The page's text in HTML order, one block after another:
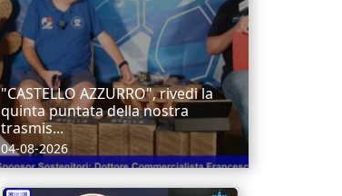
"CASTELLO AZZURRO", rivedi la
quinta puntata della nostra
trasmis...
04-08-2026